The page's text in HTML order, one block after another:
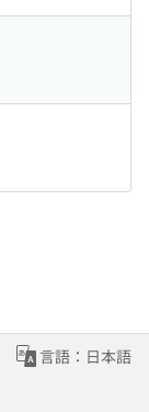
言語：日本語